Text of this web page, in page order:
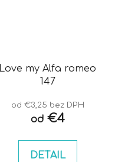
Love my Alfa romeo
147
od €3,25 bez DPH
od€4
DETAIL